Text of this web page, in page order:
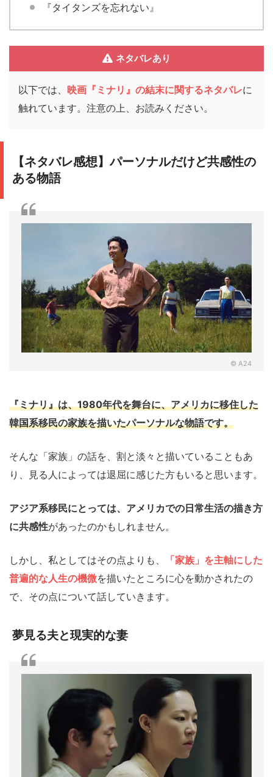
『タイタンズを忘れない』
ネタバレあり
以下では、 映画『ミナリ』の結末に関するネタバレに
触れています。注意の上、お読みください。
【ネタバレ感想】パーソナルだけど共感性の
ある物語
© A24
『ミナリ』は、1980年代を舞台に、アメリカに移住した
韓国系移民の家族を描いたパーソナルな物語です。
そんな「家族」の話を、割と淡々と描いていることもあ
り、見る人によっては退屈に感じた方もいると思います。
アジア系移民にとっては、アメリカでの日常生活の描き方
に共感性があったのかもしれません。
しかし、私としてはその点よりも、
「家族」を主軸にした
普遍的な人生の機微を描いたところに心を動かされたの
で、その点について話していきます。
夢見る夫と現実的な妻